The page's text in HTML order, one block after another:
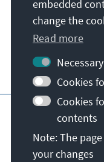
Our mission
Contact
Further offers of
Imprint
Report an
© Konrad-
embedded
change the
Read more
Cookies
Cookies
contents
Note: The
your changes